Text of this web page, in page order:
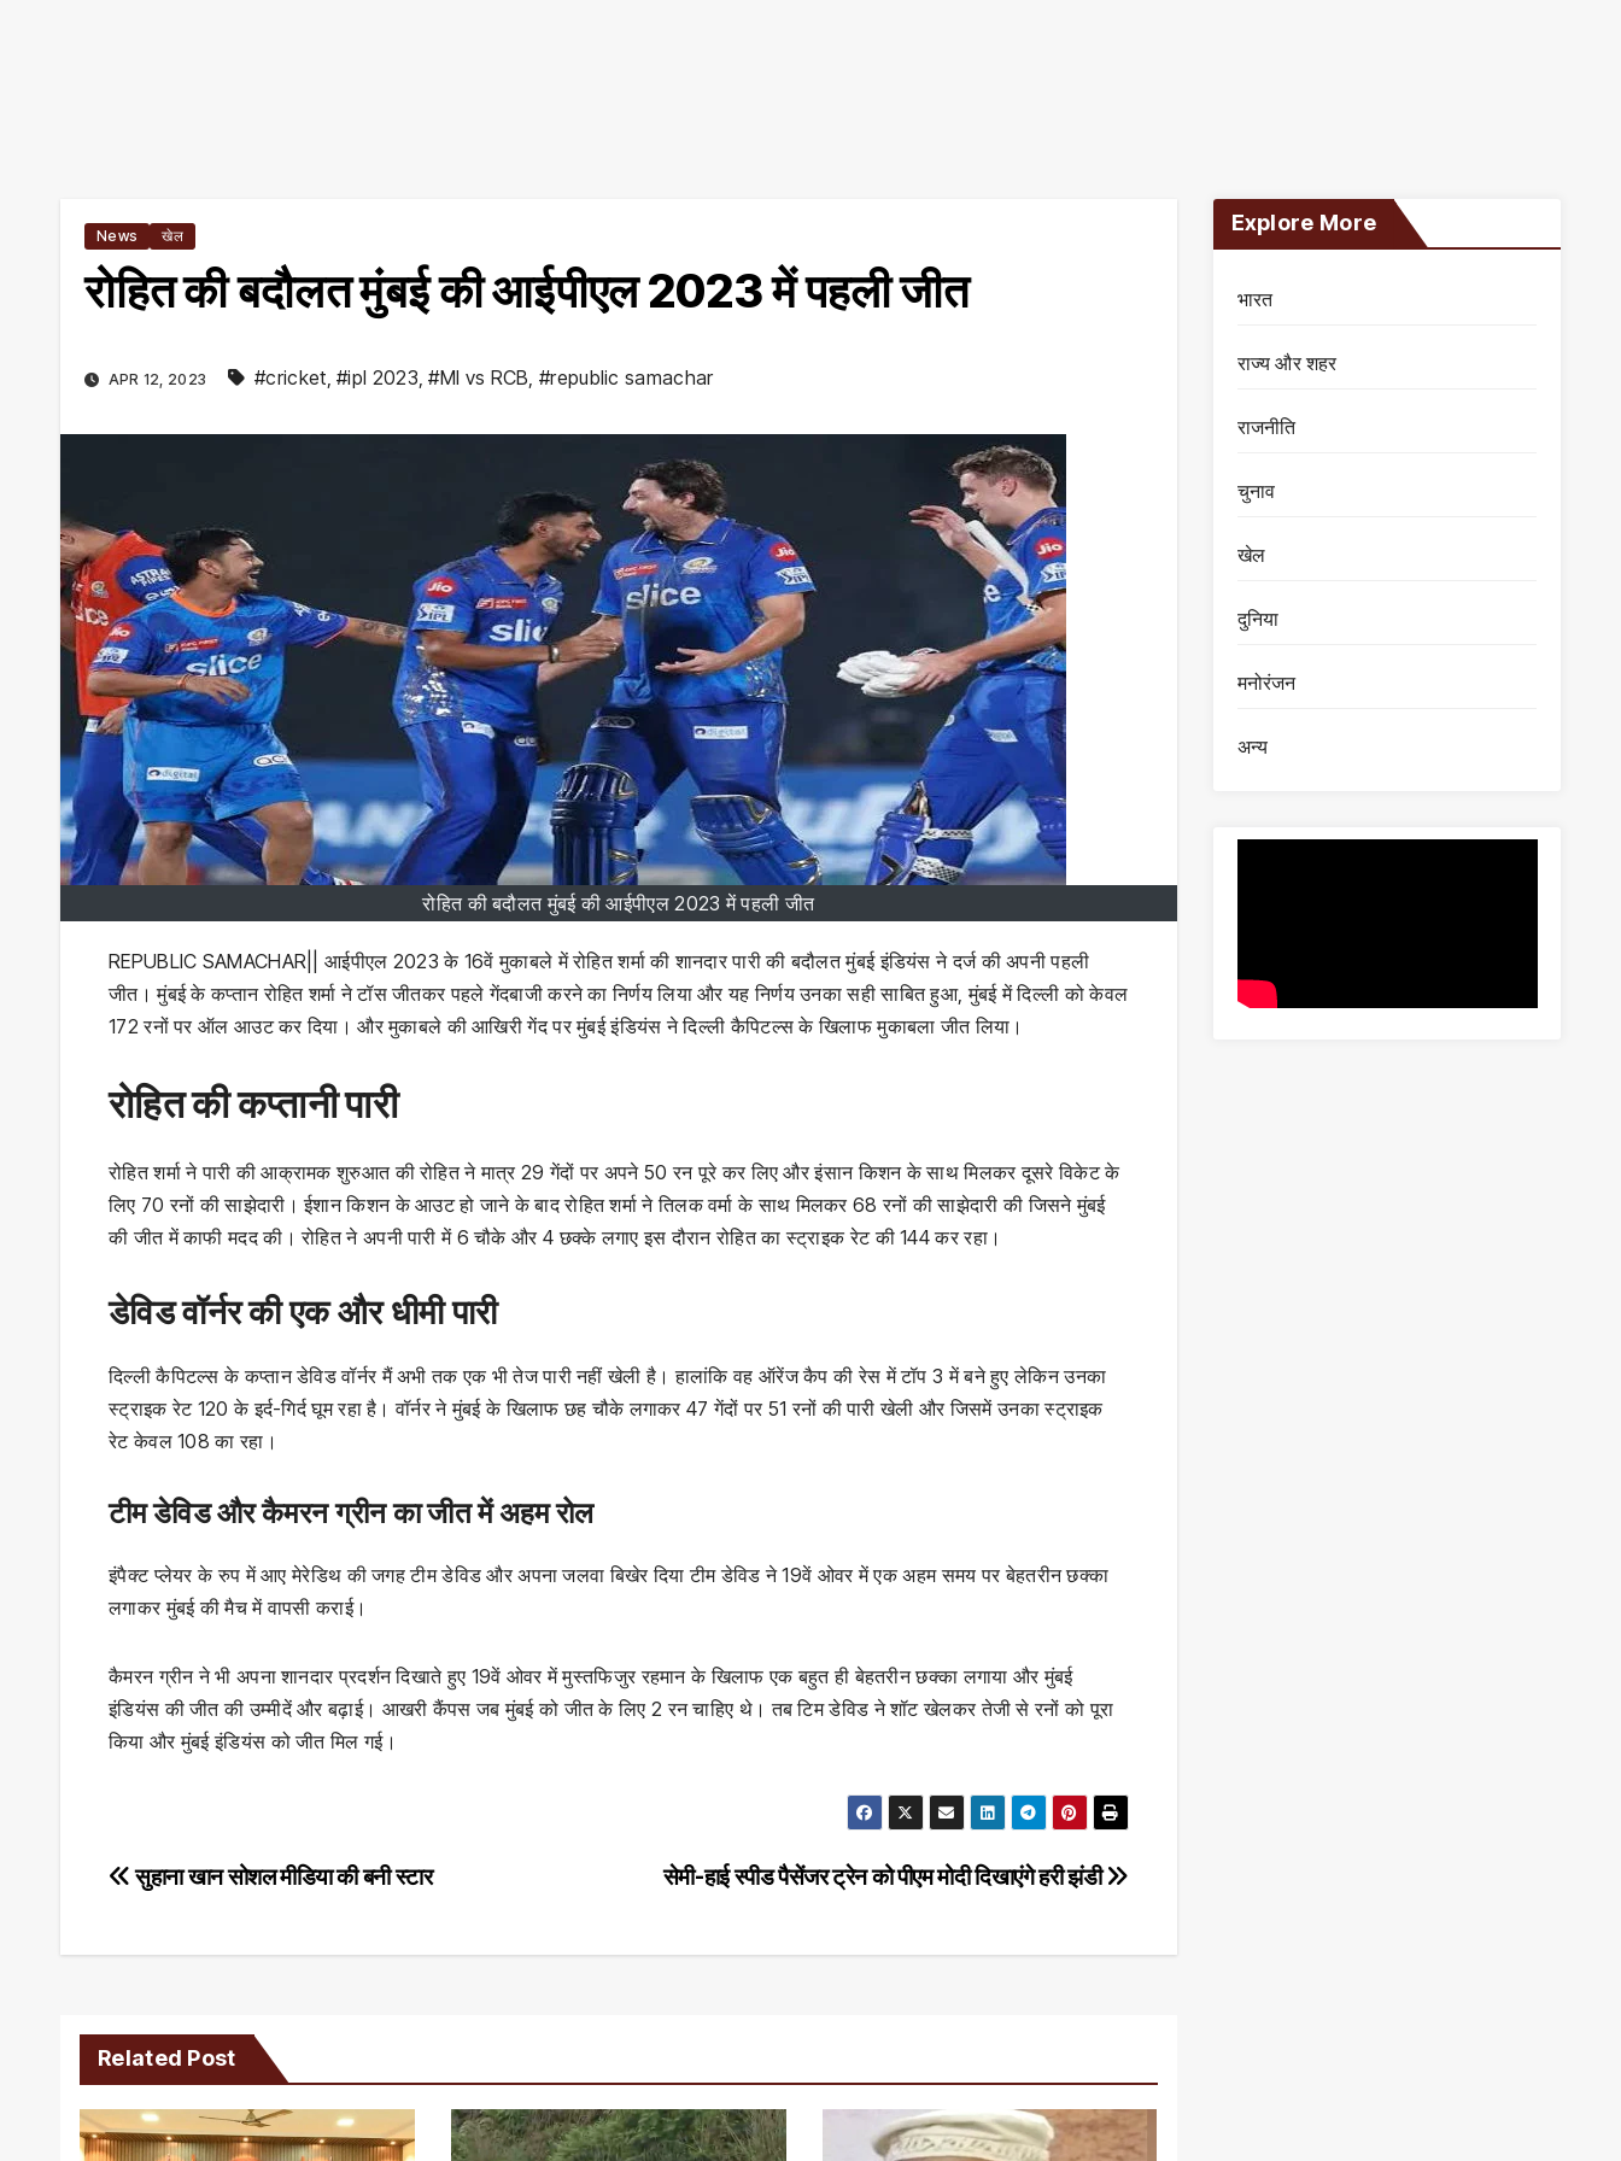
News खेल
रोहित की बदौलत मुंबई की आईपीएल 2023 में पहली जीत
APR 12, 2023 #cricket,#ipl 2023,#MI vs RCB,#republic samachar
रोहित की बदौलत मुंबई की आईपीएल 2023 में पहली जीत
REPUBLIC SAMACHAR|| आईपीएल 2023 के 16वें मुकाबले में रोहित शर्मा की शानदार पारी की बदौलत मुंबई इंडियंस ने दर्ज की अपनी पहली
जीत। मुंबई के कप्तान रोहित शर्मा ने टॉस जीतकर पहले गेंदबाजी करने का निर्णय लिया और यह निर्णय उनका सही साबित हुआ, मुंबई में दिल्ली को केवल
172 रनों पर ऑल आउट कर दिया। और मुकाबले की आखिरी गेंद पर मुंबई इंडियंस ने दिल्ली कैपिटल्स के खिलाफ मुकाबला जीत लिया।
रोहित की कप्तानी पारी
रोहित शर्मा ने पारी की आक्रामक शुरुआत की रोहित ने मात्र 29 गेंदों पर अपने 50 रन पूरे कर लिए और इंसान किशन के साथ मिलकर दूसरे विकेट के
लिए 70 रनों की साझेदारी। ईशान किशन के आउट हो जाने के बाद रोहित शर्मा ने तिलक वर्मा के साथ मिलकर 68 रनों की साझेदारी की जिसने मुंबई
की जीत में काफी मदद की। रोहित ने अपनी पारी में 6 चौके और 4 छक्के लगाए इस दौरान रोहित का स्ट्राइक रेट की 144 कर रहा।
डेविड वॉर्नर की एक और धीमी पारी
दिल्ली कैपिटल्स के कप्तान डेविड वॉर्नर मैं अभी तक एक भी तेज पारी नहीं खेली है। हालांकि वह ऑरेंज कैप की रेस में टॉप 3 में बने हुए लेकिन उनका
स्ट्राइक रेट 120 के इर्द-गिर्द घूम रहा है। वॉर्नर ने मुंबई के खिलाफ छह चौके लगाकर 47 गेंदों पर 51 रनों की पारी खेली और जिसमें उनका स्ट्राइक
रेट केवल 108 का रहा।
टीम डेविड और कैमरन ग्रीन का जीत में अहम रोल
इंपैक्ट प्लेयर के रुप में आए मेरेडिथ की जगह टीम डेविड और अपना जलवा बिखेर दिया टीम डेविड ने 19वें ओवर में एक अहम समय पर बेहतरीन छक्का
लगाकर मुंबई की मैच में वापसी कराई।
कैमरन ग्रीन ने भी अपना शानदार प्रदर्शन दिखाते हुए 19वें ओवर में मुस्तफिजुर रहमान के खिलाफ एक बहुत ही बेहतरीन छक्का लगाया और मुंबई
इंडियंस की जीत की उम्मीदें और बढ़ाई। आखरी कैंपस जब मुंबई को जीत के लिए 2 रन चाहिए थे। तब टिम डेविड ने शॉट खेलकर तेजी से रनों को पूरा
किया और मुंबई इंडियंस को जीत मिल गई।
Post
सेमी-हाई स्पीड पैसेंजर ट्रेन को पीएम मोदी दिखाएंगे हरी झंडी
सुहाना खान सोशल मीडिया की बनी स्टार
Related Post
Explore More
भारत
राज्य और शहर
राजनीति
चुनाव
खेल
दुनिया
मनोरंजन
अन्य